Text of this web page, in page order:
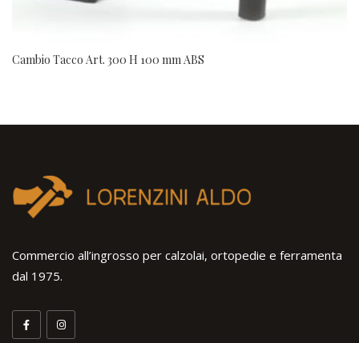
Cambio Tacco Art. 300 H 100 mm ABS
Commercio all’ingrosso per calzolai, ortopedie e ferramenta
dal 1975.